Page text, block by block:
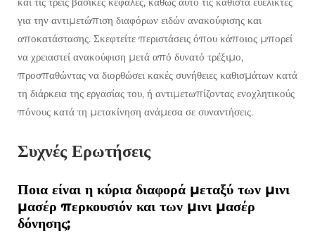
για την αντιμετώπιση διαφόρων ειδών ανακούφισης και
αποκατάστασης. Σκεφτείτε περιστάσεις όπου κάποιος μπορεί
να χρειαστεί ανακούφιση μετά από δυνατό τρέξιμο,
προσπαθώντας να διορθώσει κακές συνήθειες καθισμάτων κατά
τη διάρκεια της εργασίας του, ή αντιμετωπίζοντας ενοχλητικούς
πόνους κατά τη μετακίνηση ανάμεσα σε συναντήσεις.
Συχνές Ερωτήσεις
Ποια είναι η κύρια διαφορά μεταξύ των μινι
μασέρ περκουσιόν και των μινι μασέρ
δόνησης;